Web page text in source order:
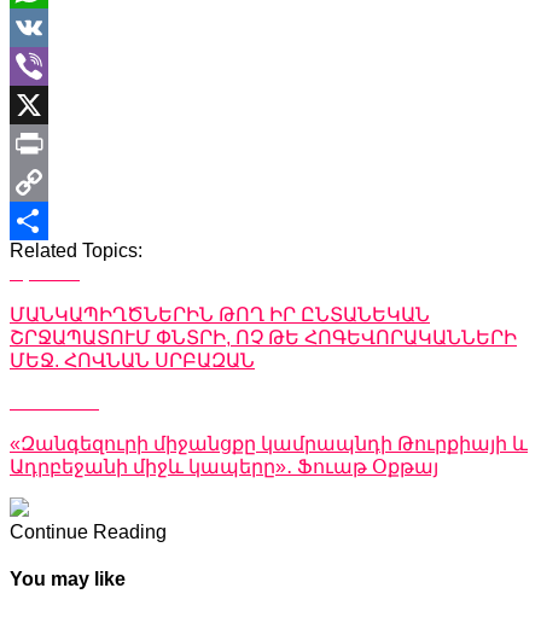
WhatsApp
VK
Viber
X
Print
Copy
Link
Share
Related Topics:
ՄԱՆԿԱՊԻՂԾՆԵՐԻՆ ԹՈՂ ԻՐ ԸՆՏԱՆԵԿԱՆ
ՇՐՋԱՊԱՏՈՒՄ ՓՆՏՐԻ, ՈՉ ԹԵ ՀՈԳԵՎՈՐԱԿԱՆՆԵՐԻ
ՄԵՋ. ՀՈՎՆԱՆ ՍՐԲԱԶԱՆ
«Զանգեզուրի միջանցքը կամրապնդի Թուրքիայի և
Ադրբեջանի միջև կապերը»․ Ֆուաթ Օքթայ
Continue Reading
You may like